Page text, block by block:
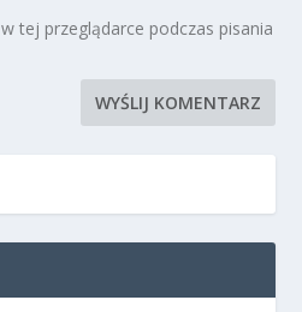
tej przeglądarce podczas pisania